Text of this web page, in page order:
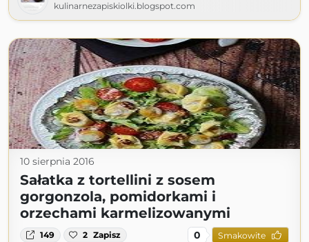
kulinarnezapiskiolki.blogspot.com
10 sierpnia 2016
Sałatka z tortellini z sosem
gorgonzola, pomidorkami i
orzechami karmelizowanymi
149 2 Zapisz 0 Smakowite